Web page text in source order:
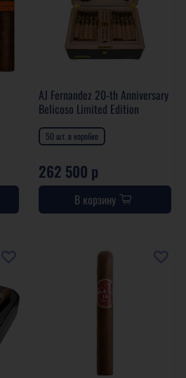
AJ Fernandez 20-th Anniversary
Belicoso Limited Edition
50 шт. в коробке
262 500 р
В корзину